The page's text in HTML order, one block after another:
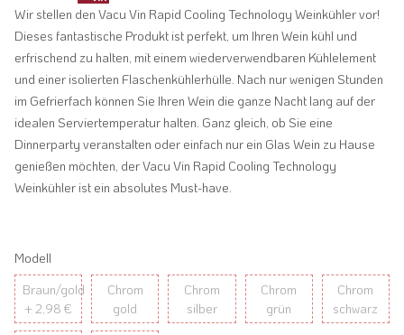
Wir stellen den Vacu Vin Rapid Cooling Technology Weinkühler vor!
Dieses fantastische Produkt ist perfekt, um Ihren Wein kühl und
erfrischend zu halten, mit einem wiederverwendbaren Kühlelement
und einer isolierten Flaschenkühlerhülle. Nach nur wenigen Stunden
im Gefrierfach können Sie Ihren Wein die ganze Nacht lang auf der
idealen Serviertemperatur halten. Ganz gleich, ob Sie eine
Dinnerparty veranstalten oder einfach nur ein Glas Wein zu Hause
genießen möchten, der Vacu Vin Rapid Cooling Technology
Weinkühler ist ein absolutes Must-have.
Modell
Braun/gold
+ 2,98 €
Chrom
gold
Chrom
silber
Chrom
grün
Chrom
schwarz